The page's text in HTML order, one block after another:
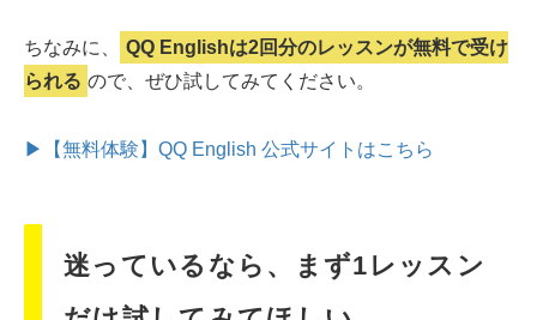
ちなみに、
QQ Englishは2回分のレッスンが無料で受け
られる ので、ぜひ試してみてください。
▶【無料体験】QQ English 公式サイトはこちら
迷っているなら、まず1レッスン